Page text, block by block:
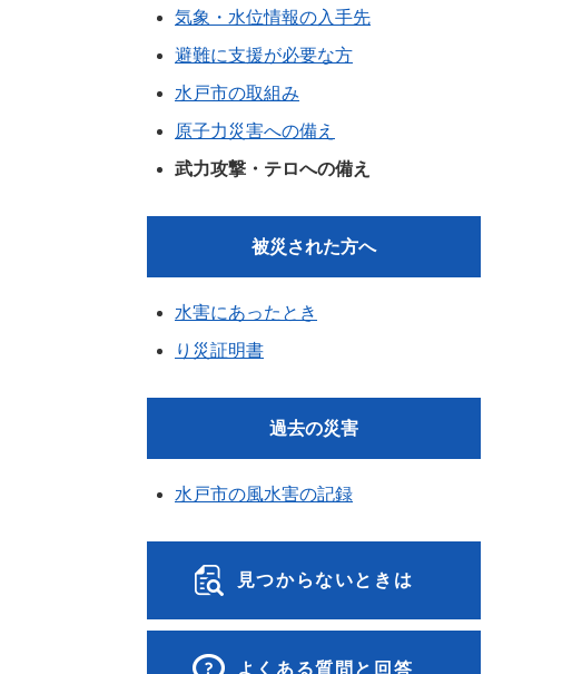
気象・水位情報の入手先
避難に支援が必要な方
水戸市の取組み
原子力災害への備え
武力攻撃・テロへの備え
被災された方へ
水害にあったとき
り災証明書
過去の災害
水戸市の風水害の記録
見つからないときは
よくある質問と回答